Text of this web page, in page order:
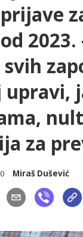
2023.
upravi,
za
Miraš Dušević